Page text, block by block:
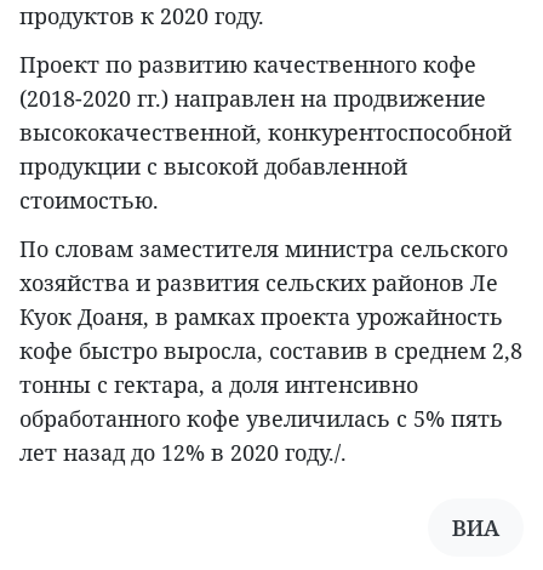
продуктов к 2020 году.
Проект по развитию качественного кофе
(2018-2020 гг.) направлен на продвижение
высококачественной, конкурентоспособной
продукции с высокой добавленной
стоимостью.
По словам заместителя министра сельского
хозяйства и развития сельских районов Ле
Куок Доаня, в рамках проекта урожайность
кофе быстро выросла, составив в среднем 2,8
тонны с гектара, а доля интенсивно
обработанного кофе увеличилась с 5% пять
лет назад до 12% в 2020 году./.
ВИА